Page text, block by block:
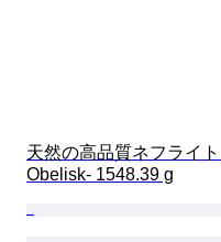
天然の高品質ネフライト
Obelisk- 1548.39 g